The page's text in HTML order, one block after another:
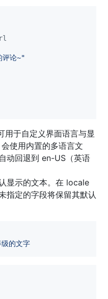
评论~"
于自定义界面语言与显
使用内置的多语言文
动回退到 en-US（英语
显示的文本。在 locale
指定的字段将保留其默认
的文字